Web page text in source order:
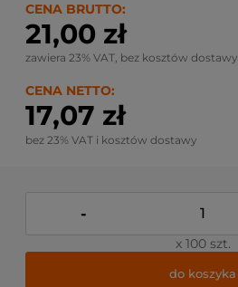
CENA BRUTTO:
21,00 zł
zawiera 23% VAT, bez kosztów dostawy
CENA NETTO:
17,07 zł
bez 23% VAT i kosztów dostawy
-
x 100 szt.
do koszyka